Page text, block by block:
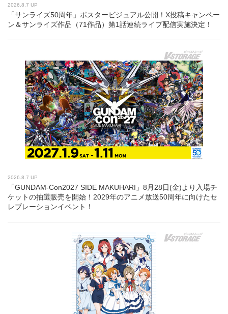
2026.8.7 UP
「サンライズ50周年」ポスタービジュアル公開！X投稿キャンペー
ン＆サンライズ作品（71作品）第1話連続ライブ配信実施決定！
2026.8.7 UP
「GUNDAM-Con2027 SIDE MAKUHARI」8月28日(金)より入場チ
ケットの抽選販売を開始！2029年のアニメ放送50周年に向けたセ
レブレーションイベント！